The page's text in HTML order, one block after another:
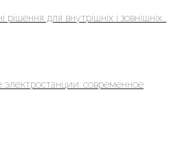
для внутрішніх і зовнішніх...
современное